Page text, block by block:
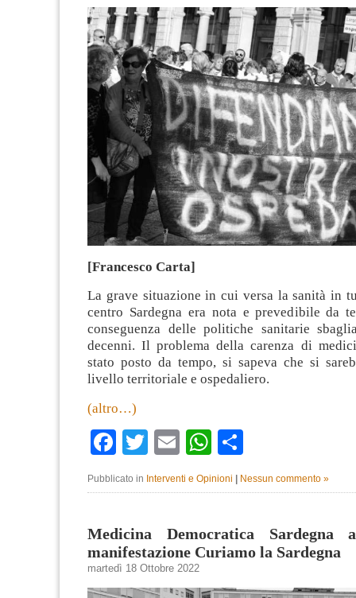
[Francesco Carta]
La grave situazione in cui versa la sanità in
centro Sardegna era nota e prevedibile da
conseguenza delle politiche sanitarie
decenni. Il problema della carenza di
stato posto da tempo, si sapeva che si
livello territoriale e ospedaliero.
(altro…)
Facebook
TwitterEmailWhatsApp
Pubblicato in Interventi e Opinioni | Nessun commento »
Medicina Democratica Sardegna
manifestazione Curiamo la Sardegna
martedì 18 Ottobre 2022